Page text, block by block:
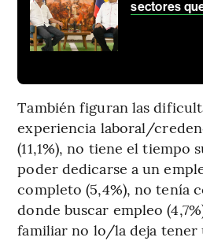
sectores
También figuran las
experiencia laboral/
(11,1%), no tiene el tiempo
poder dedicarse a un
completo (5,4%), no tenía
donde buscar empleo
familiar no lo/la deja tener